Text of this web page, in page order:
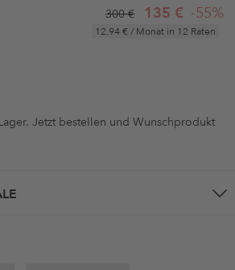
300 € 135 € -55%
12,94 € / Monat in 12 Raten
Jetzt bestellen und Wunschprodukt